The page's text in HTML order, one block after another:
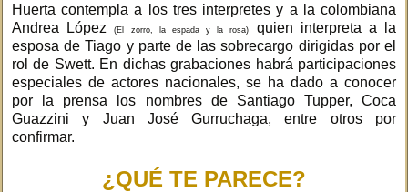
Huerta contempla a los tres interpretes y a la colombiana
Andrea López(El zorro, la espada y la rosa)
quien interpreta a la
esposa de Tiago y parte de las sobrecargo dirigidas por el
rol de Swett. En dichas grabaciones habrá participaciones
especiales de actores nacionales, se ha dado a conocer
por la prensa los nombres de Santiago Tupper, Coca
Guazzini y Juan José Gurruchaga, entre otros por
confirmar.
¿QUÉ TE PARECE?